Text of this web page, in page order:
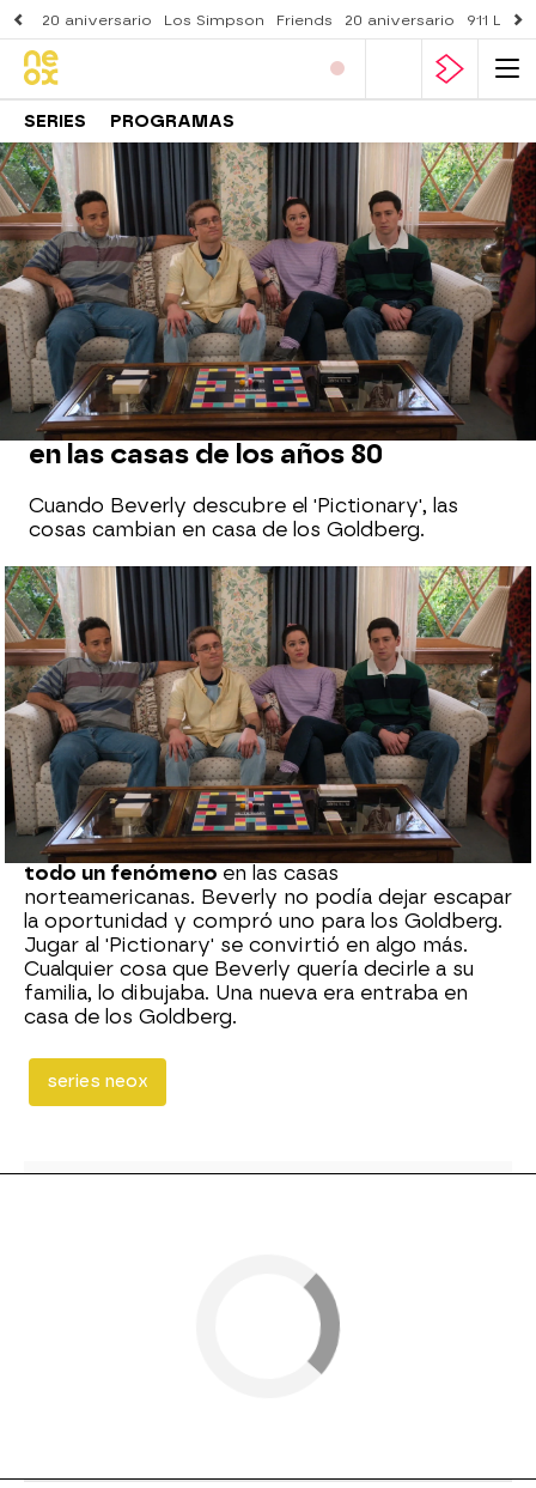
20 aniversario Los Simpson Friends 20 aniversario 911
SERIES PROGRAMAS
Neox » Series » Los Goldberg » Momentos
MOMENTO DESTACADO
El nuevo juego de mesa que arrasa
en las casas de los años 80
Cuando Beverly descubre el 'Pictionary', las
cosas cambian en casa de los Goldberg.
neox
Madrid
Publicado:06 de agosto de 2021, 18:29
WhatsappFacebook
X Flipboard
Ahora nos parece normal, pero cuando en los
años 80 salióel 'Pictionary' se convirtió en
todo un fenómeno en las casas
norteamericanas. Beverly no podía dejar escapar
la oportunidad y compró uno para los Goldberg.
Jugar al 'Pictionary' se convirtió en algo más.
Cualquier cosa que Beverly quería decirle a su
familia, lo dibujaba. Una nueva era entraba en
casa de los Goldberg.
series neox